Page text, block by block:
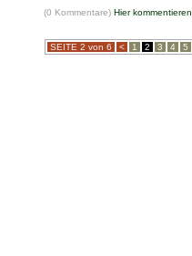
(0 Kommentare) Hier kommentieren
SEITE 2 von 6 < 1 2 3 4 5